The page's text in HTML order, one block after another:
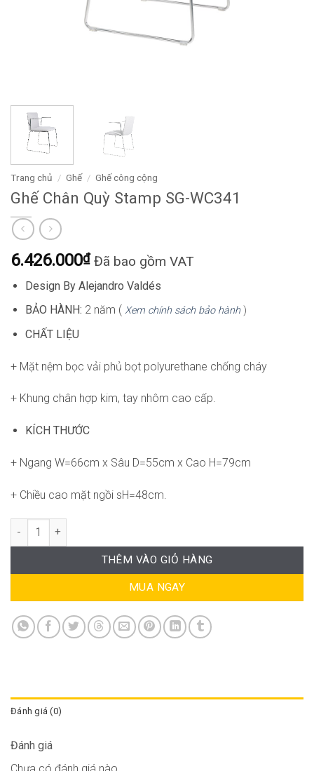
Trang chủ / Ghế / Ghế công cộng
Ghế Chân Quỳ Stamp SG-WC341
6.426.000₫ Đã bao gồm VAT
Design By Alejandro Valdés
BẢO HÀNH: 2 năm ( Xem chính sách bảo hành)
CHẤT LIỆU
+ Mặt nệm bọc vải phủ bọt polyurethane chống cháy
+ Khung chân hợp kim, tay nhôm cao cấp.
KÍCH THƯỚC
+ Ngang W=66cm x Sâu D=55cm x Cao H=79cm
+ Chiều cao mặt ngồi sH=48cm.
Ghế Chân Quỳ Stamp SG-WC341 số lượng
THÊM VÀO GIỎ HÀNG
MUA NGAY
Đánh giá (0)
Đánh giá
Chưa có đánh giá nào.